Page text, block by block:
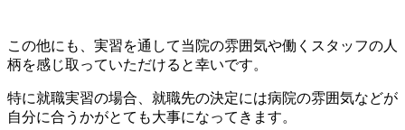
この他にも、実習を通して当院の雰囲気や働くスタッフの人
柄を感じ取っていただけると幸いです。
特に就職実習の場合、就職先の決定には病院の雰囲気などが
自分に合うかがとても大事になってきます。